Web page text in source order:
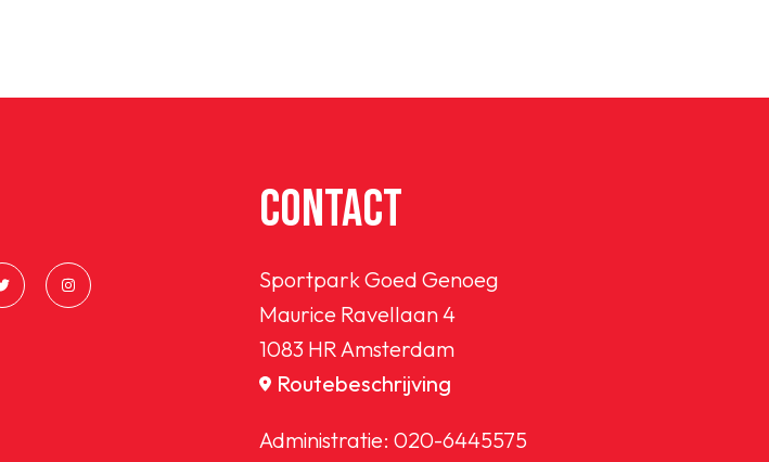
CONTACT
Sportpark Goed Genoeg
Maurice Ravellaan 4
1083 HR Amsterdam
Routebeschrijving
Administratie: 020-6445575